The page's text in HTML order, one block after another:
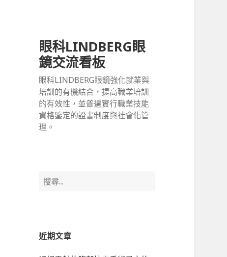
眼科LINDBERG眼
鏡交流看板
眼科LINDBERG眼鏡強化就業與
培訓的有機結合，提高職業培訓
的有效性，並普遍實行職業技能
資格鑒定的證書制度與社會化管
理。
搜
尋
近期文章